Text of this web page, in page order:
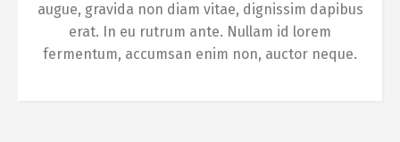
augue, gravida non diam vitae, dignissim dapibus
erat. In eu rutrum ante. Nullam id lorem
fermentum, accumsan enim non, auctor neque.